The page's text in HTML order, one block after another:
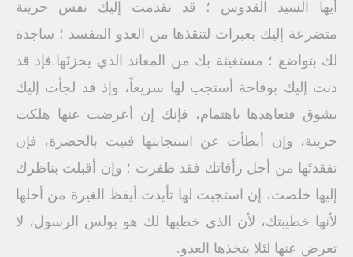
أيها السيد القدوس ؛ قد تقدمت إليك نفس حزينة
متضرعة إليك بعبرات لتنقذها من العدو المفسد ؛ ساجدة
لك بتواضع ؛ مستغيثة بك من المعاند الذي يحزنَها.فإذ قد
دنت إليك بوقاحة أستجب لها سريعاً، وإذ قد لجأت إليك
بشوق فتعاهدها باهتمام، فإنك إن أعرضت عنها هلكت
حزينة، وإن أبطأت عن استجابتها فنيت بالحضرة، فإن
تفقدتَها من أجل رأفاتك فقد ظفرت ؛ وإن أقبلت بناظرك
إليها خلصت، إن استجبت لها تأيدت.أيقظ الغيرة من أجلها
لأنَها خطيبتك، لأن الذي خطبها لك هو بولس الرسول، لا
تعرض عنها لئلا يتخذها العدو.